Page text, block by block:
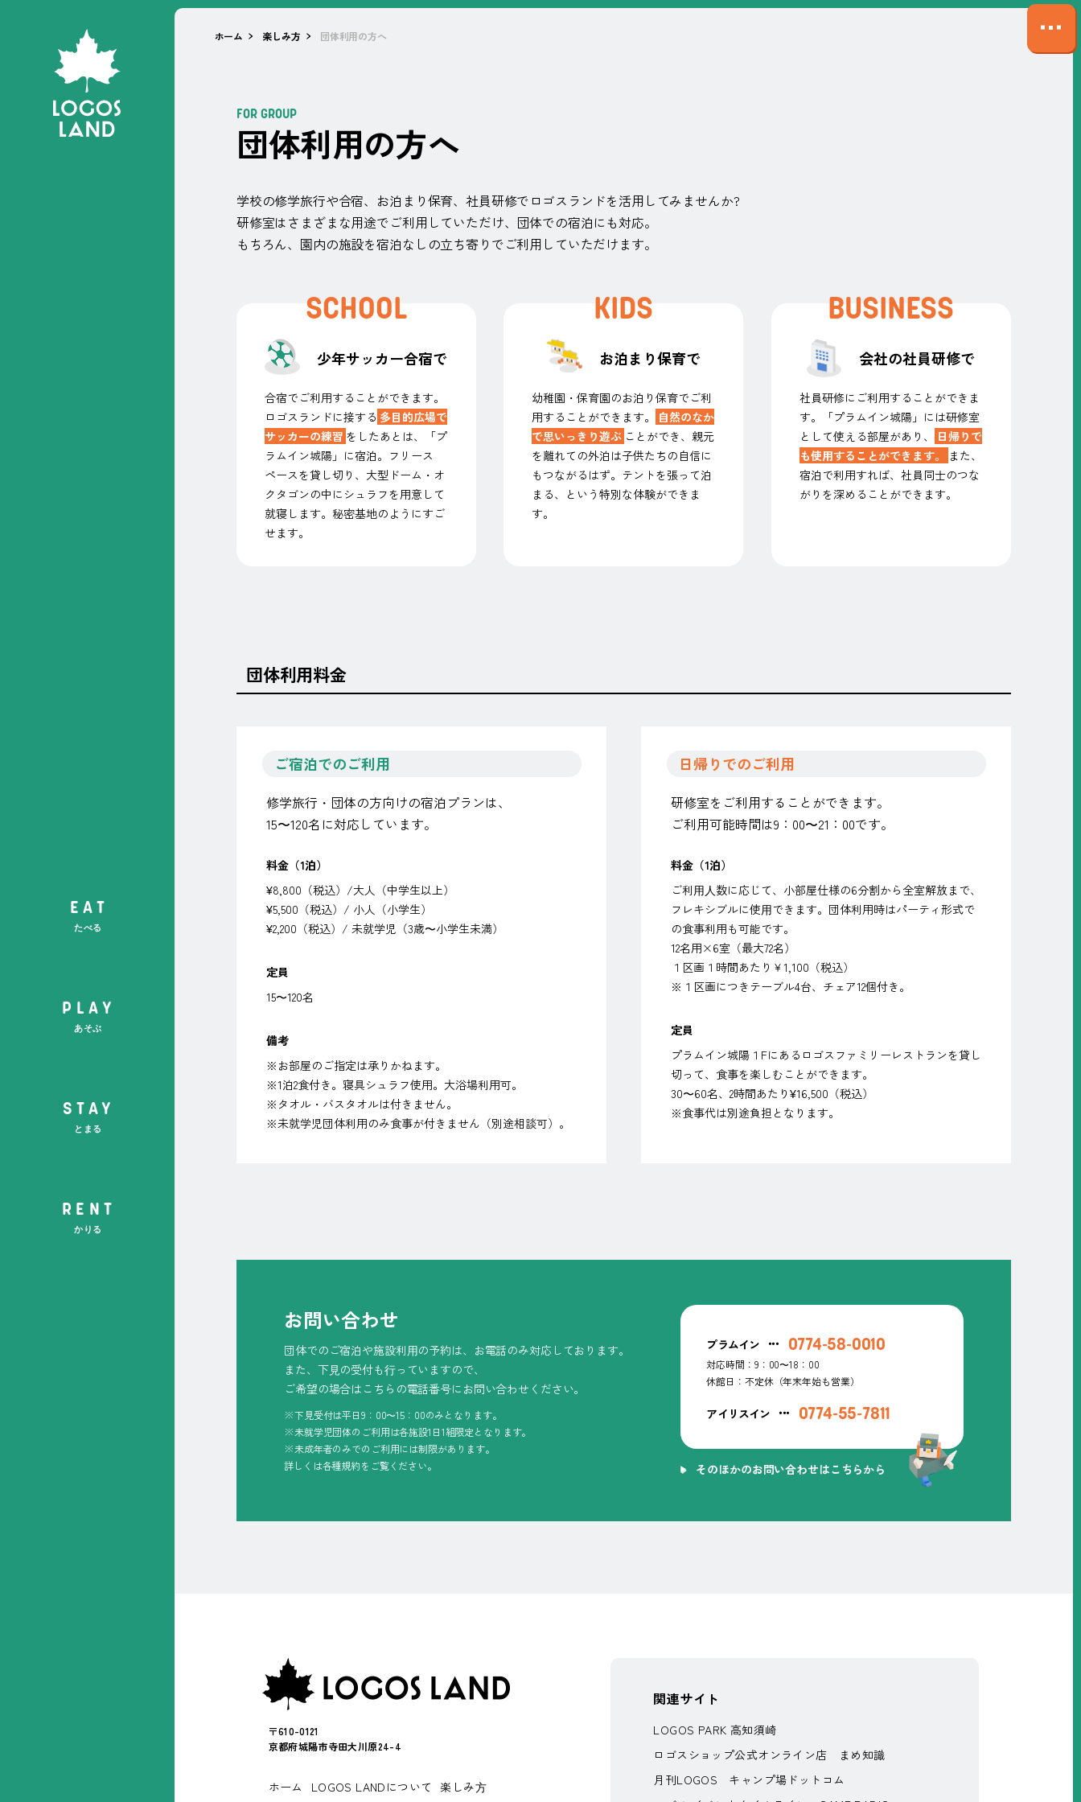
EAT
たべる
PLAY
あそぶ
STAY
とまる
RENT
かりる
サ
イ
ホーム 楽しみ方 団体利用の方へ
FOR GROUP
団体利用の方へ
学校の修学旅行や合宿、お泊まり保育、社員研修でロゴスランドを活用してみませんか?
研修室はさまざまな用途でご利用していただけ、 団体での宿泊にも対応。
もちろん、園内の施設を宿泊なしの立ち寄りでご利用していただけます。
SCHOOL
少年サッカー合宿で
合宿でご利用することができます。
ロゴスランドに接する 多目的広場で
サッカーの練習 をしたあとは、「プ
ラムイン城陽」に宿泊。フリース
ペースを貸し切り、大型ドーム・オ
クタゴンの中にシュラフを用意して
就寝します。秘密基地のようにすご
せます。
KIDS
お泊まり保育で
幼稚園・保育園のお泊り保育でご利
用することができます。
自然のなか
で思いっきり遊ぶ ことができ、親元
を離れての外泊は子供たちの自信に
もつながるはず。テントを張って泊
まる、という特別な体験ができま
す。
BUSINESS
会社の社員研修で
社員研修にご利用することができま
す。「プラムイン城陽」には研修室
として使える部屋があり、
日帰りで
も使用することができます。
また、
宿泊で利用すれば、社員同士のつな
がりを深めることができます。
団体利用料金
ご宿泊でのご利用
修学旅行・団体の方向けの宿泊プランは、
15〜120名に対応しています。
料金（1泊）
¥8,800（税込）/大人（中学生以上）
¥5,500（税込）/ 小人（小学生）
¥2,200（税込）/ 未就学児（3歳〜小学生未満）
定員
15〜120名
備考
※お部屋のご指定は承りかねます。
※1泊2食付き。寝具シュラフ使用。大浴場利用可。
※タオル・バスタオルは付きません。
※未就学児団体利用のみ食事が付きません（別途相談可）。
日帰りでのご利用
研修室をご利用することができます。
ご利用可能時間は9：00〜21：00です。
料金（1泊）
ご利⽤⼈数に応じて、小部屋仕様の6分割から全室解放まで、
フレキシブルに使⽤できます。団体利用時はパーティ形式で
の食事利用も可能です。
12名用×6室（最大72名）
１区画１時間あたり￥1,100（税込）
※１区画につきテーブル4台、チェア12個付き。
定員
プラムイン城陽１Fにあるロゴスファミリーレストランを貸し
切って、食事を楽しむことができます。
30〜60名、2時間あたり¥16,500（税込）
※食事代は別途負担となります。
お問い合わせ
団体でのご宿泊や施設利⽤の予約は、 お電話のみ対応しております。
また、下⾒の受付も⾏っていますので、
ご希望の場合はこちらの電話番号に お問い合わせください。
※下見受付は平日9：00〜15：00のみとなります。
※未就学児団体のご利用は各施設1日1組限定となります。
※未成年者のみでのご利用には制限があります。
詳しくは各種規約をご覧ください。
プラムイン 0774-58-0010
対応時間：9：00〜18：00
休館日：不定休（年末年始も営業）
アイリスイン 0774-55-7811
そのほかのお問い合わせはこちらから
〒610-0121
京都府城陽市寺田大川原24-4
ホーム LOGOS LANDについて 楽しみ⽅
関連サイト
LOGOS PARK 高知須崎
ロゴスショップ公式オンライン店
まめ知識
月刊LOGOS
キャンプ場ドットコム